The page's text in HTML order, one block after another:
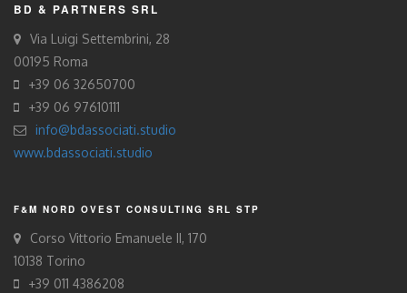
BD & PARTNERS SRL
Via Luigi Settembrini, 28
00195 Roma
+39 06 32650700
+39 06 97610111
info@bdassociati.studio
www.bdassociati.studio
F&M NORD OVEST CONSULTING SRL STP
Corso Vittorio Emanuele II, 170
10138 Torino
+39 011 4386208